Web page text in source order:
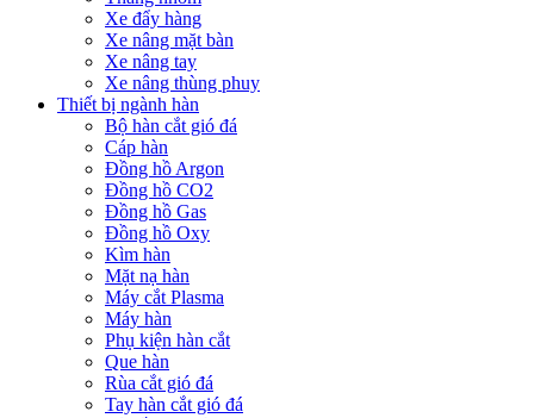
Xe đẩy hàng
Xe nâng mặt bàn
Xe nâng tay
Xe nâng thùng phuy
Thiết bị ngành hàn
Bộ hàn cắt gió đá
Cáp hàn
Đồng hồ Argon
Đồng hồ CO2
Đồng hồ Gas
Đồng hồ Oxy
Kìm hàn
Mặt nạ hàn
Máy cắt Plasma
Máy hàn
Phụ kiện hàn cắt
Que hàn
Rùa cắt gió đá
Tay hàn cắt gió đá